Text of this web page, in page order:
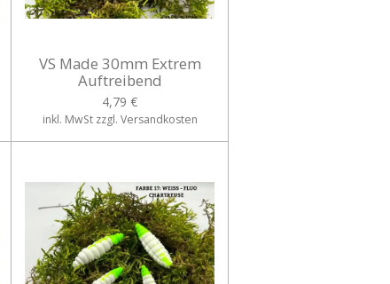
VS Made 30mm Extrem
Auftreibend
4,79 €
inkl. MwSt zzgl. Versandkosten